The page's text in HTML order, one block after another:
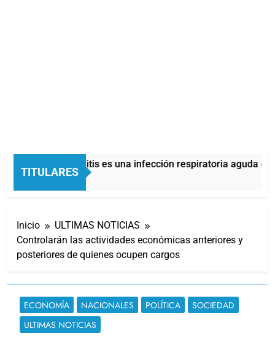
TITULARES
La bronquiolitis es una infección respiratoria aguda en
17 Minutos Atrás
Inicio
ULTIMAS NOTICIAS
Controlarán las actividades económicas anteriores y
posteriores de quienes ocupen cargos
ECONOMÍA NACIONALES POLÍTICA
SOCIEDAD
ULTIMAS NOTICIAS